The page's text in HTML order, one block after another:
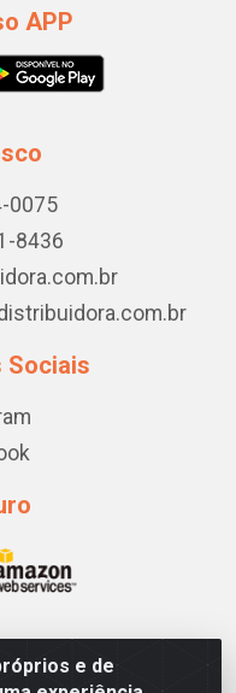
e de
APP
0075
8436
Sociais
1, LOTE 03/04 CJ A